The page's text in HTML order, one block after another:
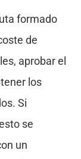
formado
de
aprobar el
los
Si
se
un